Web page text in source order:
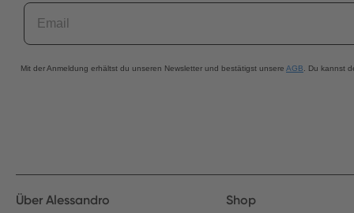
Email
Mit der Anmeldung erhältst du unseren Newsletter und bestätigst unsere AGB . Du kannst
Über Alessandro
Shop